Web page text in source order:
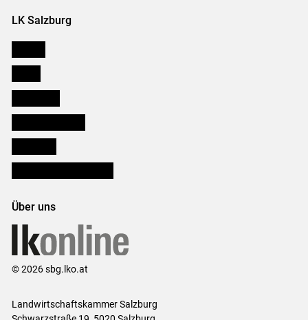
LK Salzburg
Über uns
© 2026 sbg.lko.at
Landwirtschaftskammer Salzburg